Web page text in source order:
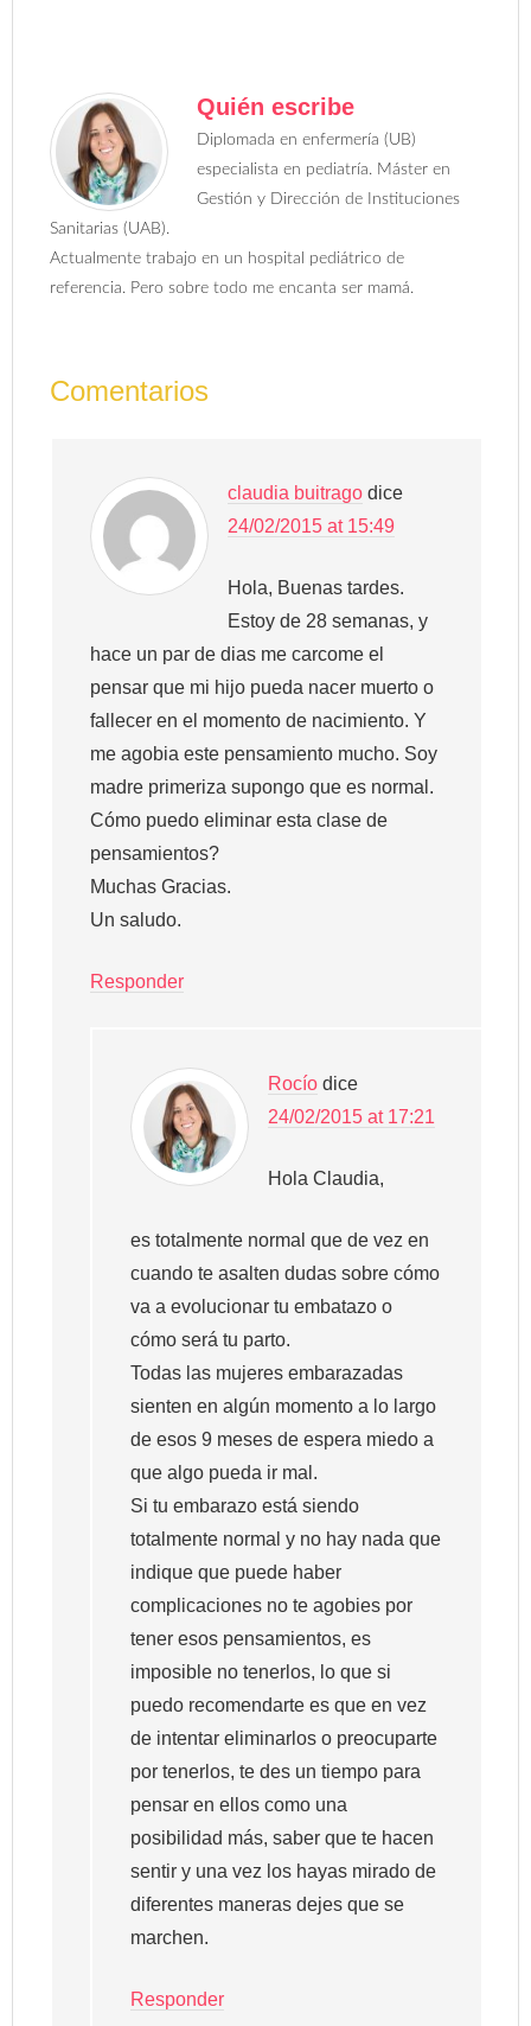
Quién escribe
Diplomada en enfermería (UB)
especialista en pediatría. Máster en
Gestión y Dirección de Instituciones
Sanitarias (UAB).
Actualmente trabajo en un hospital pediátrico de
referencia. Pero sobre todo me encanta ser mamá.
Comentarios
claudia buitrago dice
24/02/2015 at 15:49
Hola, Buenas tardes.
Estoy de 28 semanas, y
hace un par de dias me carcome el
pensar que mi hijo pueda nacer muerto o
fallecer en el momento de nacimiento. Y
me agobia este pensamiento mucho. Soy
madre primeriza supongo que es normal.
Cómo puedo eliminar esta clase de
pensamientos?
Muchas Gracias.
Un saludo.
Responder
Rocío dice
24/02/2015 at 17:21
Hola Claudia,
es totalmente normal que de vez en
cuando te asalten dudas sobre cómo
va a evolucionar tu embatazo o
cómo será tu parto.
Todas las mujeres embarazadas
sienten en algún momento a lo largo
de esos 9 meses de espera miedo a
que algo pueda ir mal.
Si tu embarazo está siendo
totalmente normal y no hay nada que
indique que puede haber
complicaciones no te agobies por
tener esos pensamientos, es
imposible no tenerlos, lo que si
puedo recomendarte es que en vez
de intentar eliminarlos o preocuparte
por tenerlos, te des un tiempo para
pensar en ellos como una
posibilidad más, saber que te hacen
sentir y una vez los hayas mirado de
diferentes maneras dejes que se
marchen.
Responder